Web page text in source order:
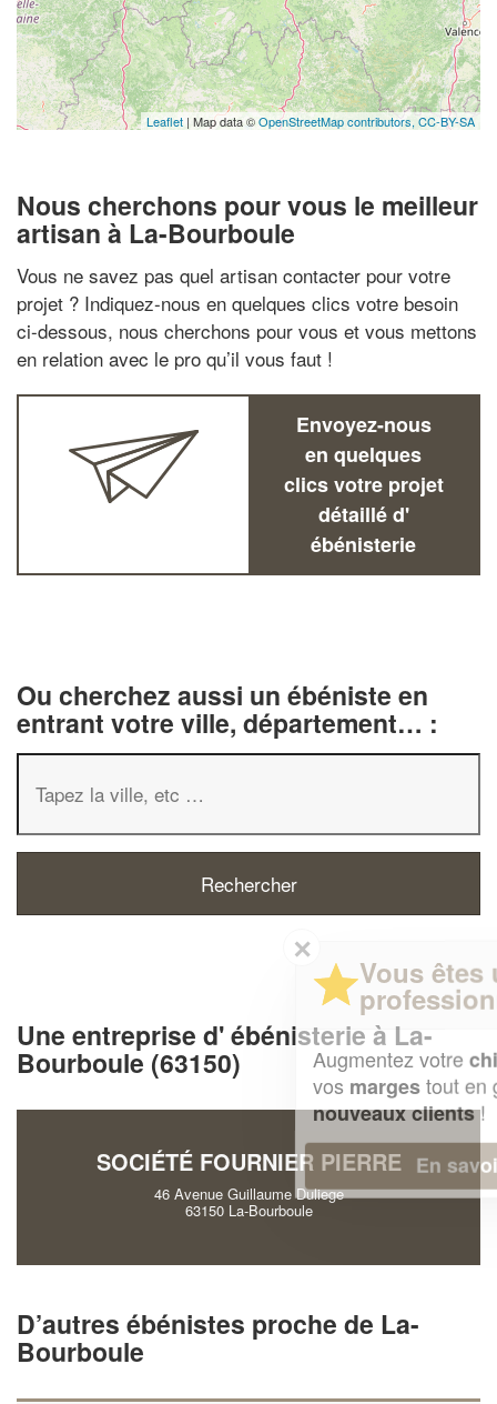
Leaflet | Map data ©OpenStreetMap contributors, CC-BY-SA
Nous cherchons pour vous le meilleur
artisan à La-Bourboule
Vous ne savez pas quel artisan contacter pour votre
projet ? Indiquez-nous en quelques clics votre besoin
ci-dessous, nous cherchons pour vous et vous mettons
en relation avec le pro qu’il vous faut !
Envoyez-nous
en quelques
clics votre projet
détaillé d'
ébénisterie
Ou cherchez aussi un ébéniste en
entrant votre ville, département… :
Une entreprise d' ébénisterie à La-
Bourboule (63150)
SOCIÉTÉ FOURNIER PIERRE
46 Avenue Guillaume Duliege
63150 La-Bourboule
D’autres ébénistes proche de La-
Bourboule
Vous êtes un
professionnel ?
Augmentez votre chiffre d'affaireset
vos
marges
tout en gagnant de
nouveaux clients!
En savoir plus